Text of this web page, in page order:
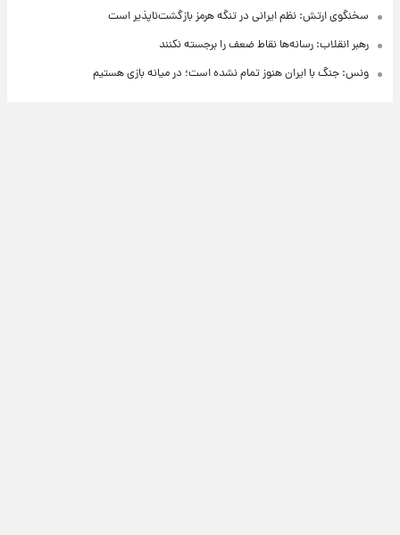
سخنگوی ارتش: نظم ایرانی در تنگه هرمز بازگشت‌ناپذیر است
رهبر انقلاب: رسانه‌ها نقاط ضعف را برجسته نکنند
ونس: جنگ با ایران هنوز تمام نشده است؛ در میانه بازی هستیم